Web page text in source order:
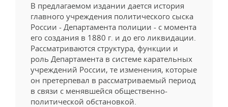
В предлагаемом издании дается история
главного учреждения политического сыска
России - Департамента полиции - с момента
его создания в 1880 г. и до его ликвидации.
Рассматриваются структура, функции и
роль Департамента в системе карательных
учреждений России, те изменения, которые
он претерпевал в рассматриваемый период
в связи с менявшейся общественно-
политической обстановкой.